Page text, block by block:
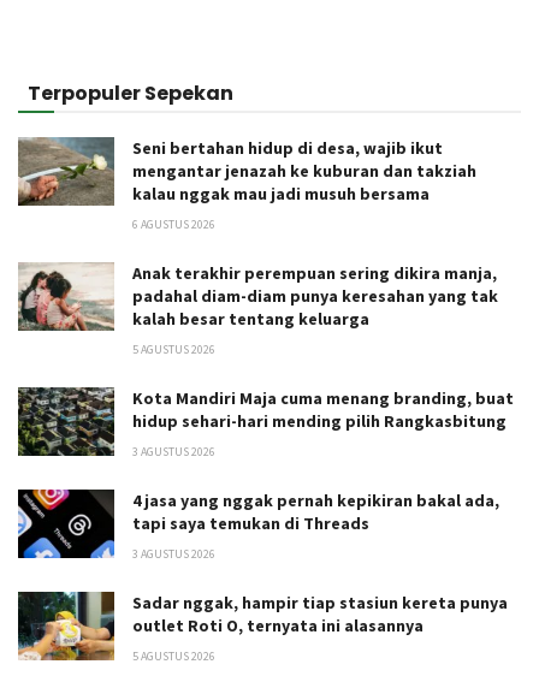
Terpopuler Sepekan
Seni bertahan hidup di desa, wajib ikut
mengantar jenazah ke kuburan dan takziah
kalau nggak mau jadi musuh bersama
6 AGUSTUS 2026
Anak terakhir perempuan sering dikira manja,
padahal diam-diam punya keresahan yang tak
kalah besar tentang keluarga
5 AGUSTUS 2026
Kota Mandiri Maja cuma menang branding, buat
hidup sehari-hari mending pilih Rangkasbitung
3 AGUSTUS 2026
4 jasa yang nggak pernah kepikiran bakal ada,
tapi saya temukan di Threads
3 AGUSTUS 2026
Sadar nggak, hampir tiap stasiun kereta punya
outlet Roti O, ternyata ini alasannya
5 AGUSTUS 2026